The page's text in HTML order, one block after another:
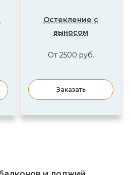
Остекление с
выносом
От 2500 руб.
Заказать